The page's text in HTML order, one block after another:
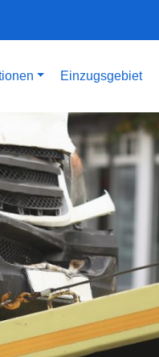
Einzugsgebiet